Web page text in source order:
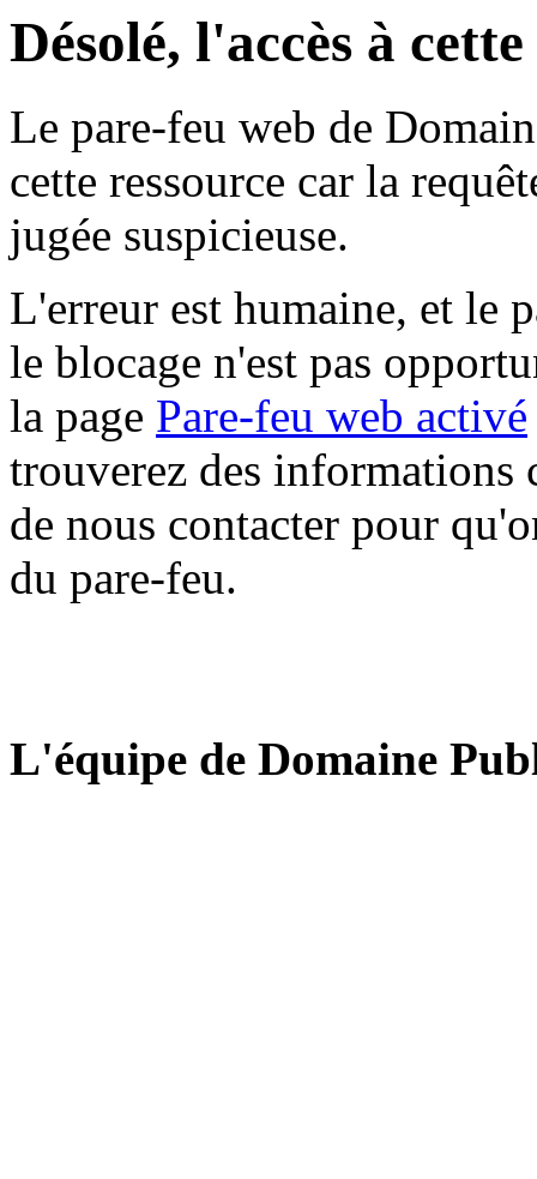
Désolé, l'accès à
Le pare-feu web de
cette ressource car la
jugée suspicieuse.
L'erreur est humaine, et le
le blocage n'est pas
la page Pare-feu web activé
trouverez des informations
de nous contacter pour
du pare-feu.
L'équipe de Domaine